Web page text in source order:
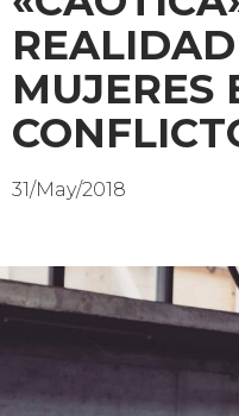
MUJERES
31/May/2018